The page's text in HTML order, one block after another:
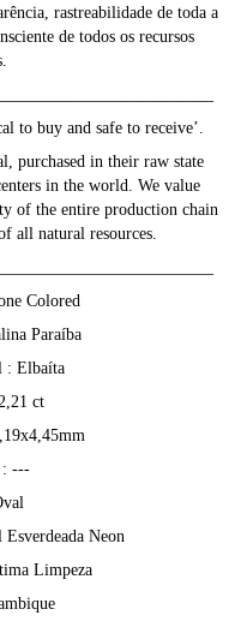
rastreabilidade de toda a
de todos os recursos
to buy and safe to receive’.
purchased in their raw state
in the world. We value
of the entire production chain
all natural resources.
Colored
Paraíba
: Elbaíta
ct
: ---
Neon
Limpeza